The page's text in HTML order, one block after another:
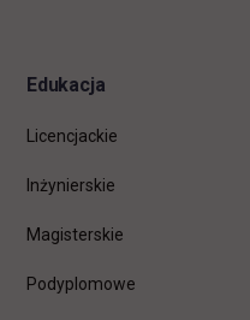
Edukacja
Licencjackie
Inżynierskie
Magisterskie
Podyplomowe